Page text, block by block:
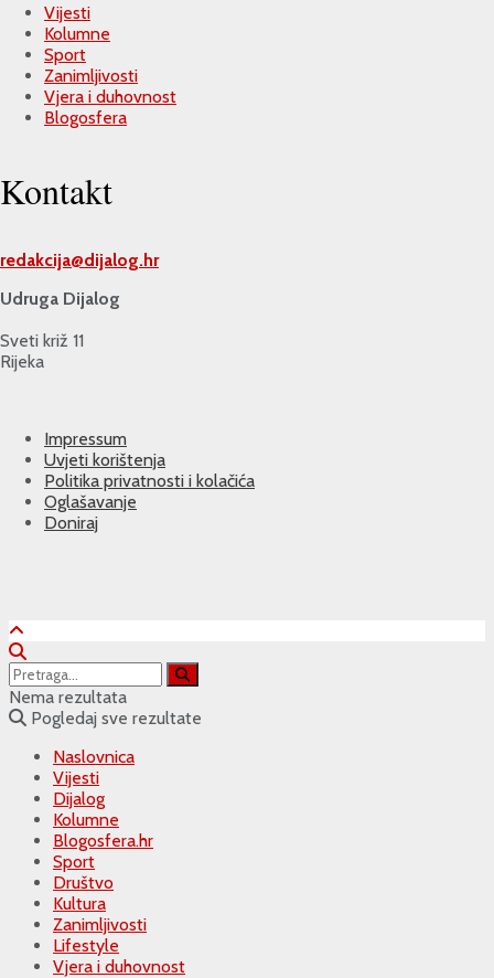
Vijesti
Kolumne
Sport
Zanimljivosti
Vjera i duhovnost
Blogosfera
Kontakt
redakcija@dijalog.hr
Udruga Dijalog
Sveti križ 11
Rijeka
Impressum
Uvjeti korištenja
Politika privatnosti i kolačića
Oglašavanje
Doniraj
Nema rezultata
Pogledaj sve rezultate
Naslovnica
Vijesti
Dijalog
Kolumne
Blogosfera.hr
Sport
Društvo
Kultura
Zanimljivosti
Lifestyle
Vjera i duhovnost